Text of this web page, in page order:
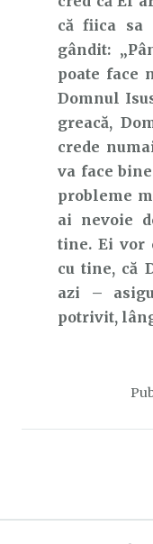
că fiica sa
gândit:
poate face
Domnul
greacă,
crede
va face
probleme
ai nevoie
tine. Ei vor
cu tine, că
azi –
potrivit,